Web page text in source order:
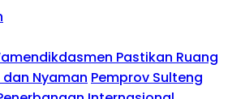
Pastikan Ruang
dan Nyaman Pemprov Sulteng